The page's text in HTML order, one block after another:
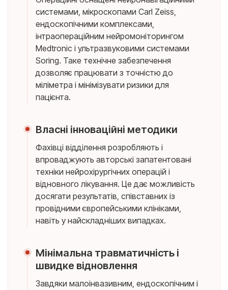
системами, мікроскопами Carl Zeiss,
ендоскопічними комплексами,
інтраопераційним нейромоніторингом
Medtronic і ультразвуковими системами
Soring. Таке технічне забезпечення
дозволяє працювати з точністю до
міліметра і мінімізувати ризики для
пацієнта.
Власні інноваційні методики
Фахівці відділення розробляють і
впроваджують авторські запатентовані
техніки нейрохірургічних операцій і
відновного лікування. Це дає можливість
досягати результатів, співставних із
провідними європейськими клініками,
навіть у найскладніших випадках.
Мінімальна травматичність і
швидке відновлення
Завдяки малоінвазивним, ендоскопічним і